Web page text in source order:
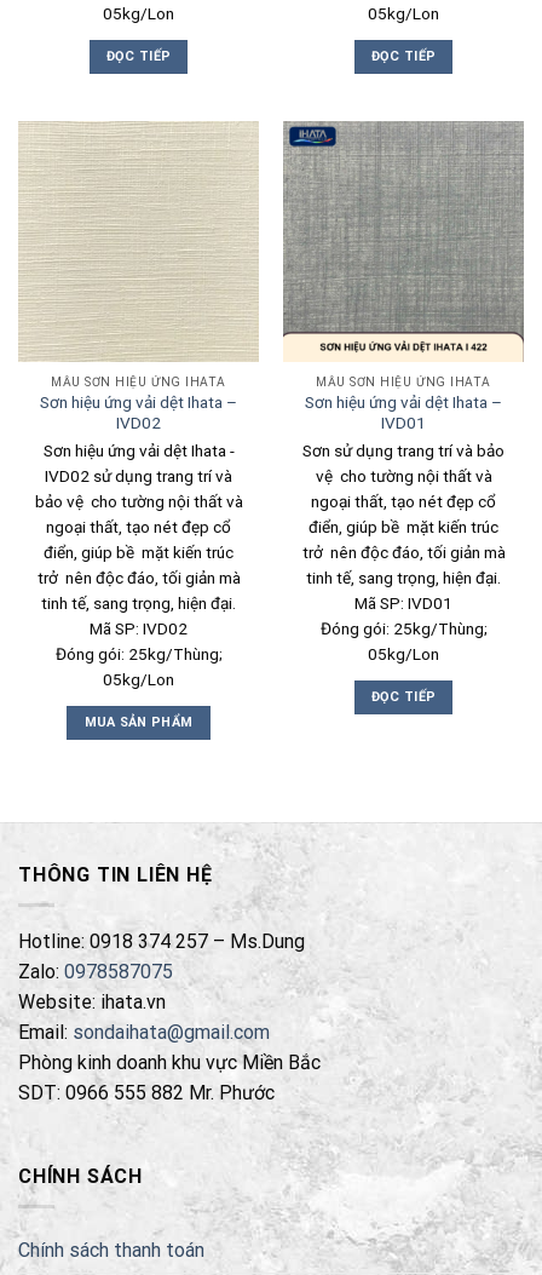
05kg/Lon
ĐỌC TIẾP
05kg/Lon
ĐỌC TIẾP
MẪU SƠN HIỆU ỨNG IHATA
Sơn hiệu ứng vải dệt Ihata –
IVD02
Sơn hiệu ứng vải dệt Ihata -
IVD02 sử dụng trang trí và
bảo vệ cho tường nội thất và
ngoại thất, tạo nét đẹp cổ
điển, giúp bề mặt kiến trúc
trở nên độc đáo, tối giản mà
tinh tế, sang trọng, hiện đại.
Mã SP: IVD02
Đóng gói: 25kg/Thùng;
05kg/Lon
MUA SẢN PHẨM
MẪU SƠN HIỆU ỨNG IHATA
Sơn hiệu ứng vải dệt Ihata –
IVD01
Sơn sử dụng trang trí và bảo
vệ cho tường nội thất và
ngoại thất, tạo nét đẹp cổ
điển, giúp bề mặt kiến trúc
trở nên độc đáo, tối giản mà
tinh tế, sang trọng, hiện đại.
Mã SP: IVD01
Đóng gói: 25kg/Thùng;
05kg/Lon
ĐỌC TIẾP
THÔNG TIN LIÊN HỆ
Hotline: 0918 374 257 – Ms.Dung
Zalo: 0978587075
Website: ihata.vn
Email: sondaihata@gmail.com
Phòng kinh doanh khu vực Miền Bắc
SDT: 0966 555 882 Mr. Phước
CHÍNH SÁCH
Chính sách thanh toán